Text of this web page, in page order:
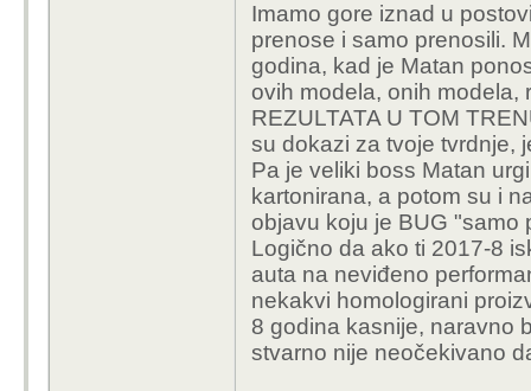
Imamo gore iznad u
prenose i samo prenosili.
godina, kad je Matan
ovih modela, onih modela,
REZULTATA U TOM
su dokazi za tvoje tvrdnje,
Pa je veliki boss Matan
kartonirana, a potom su i
objavu koju je BUG
Logično da ako ti 2017-8
auta na neviđeno
nekakvi homologirani
8 godina kasnije, naravno
stvarno nije neočekivano